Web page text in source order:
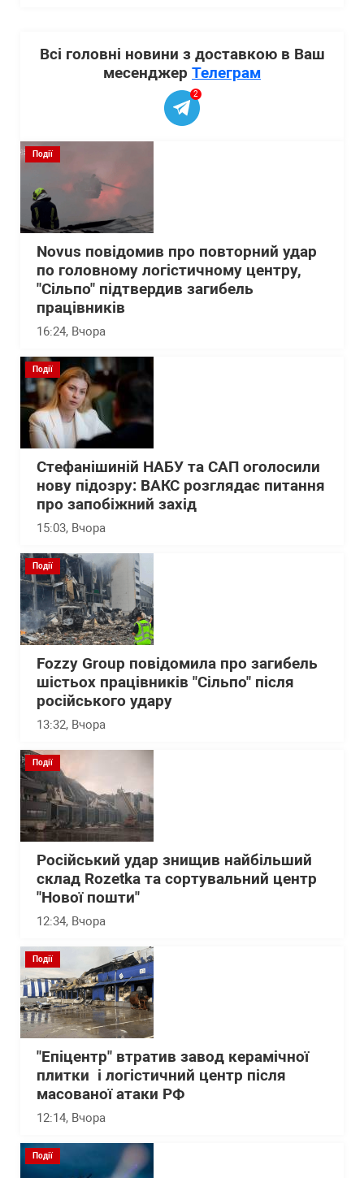
Всі головні новини з доставкою в Ваш
месенджер Телеграм
2
Події
Novus повідомив про повторний удар
по головному логістичному центру,
"Сільпо" підтвердив загибель
працівників
16:24, Вчора
Події
Стефанішиній НАБУ та САП оголосили
нову підозру: ВАКС розглядає питання
про запобіжний захід
15:03, Вчора
Події
Fozzy Group повідомила про загибель
шістьох працівників "Сільпо" після
російського удару
13:32, Вчора
Події
Російський удар знищив найбільший
склад Rozetka та сортувальний центр
"Нової пошти"
12:34, Вчора
Події
"Епіцентр" втратив завод керамічної
плитки і логістичний центр після
масованої атаки РФ
12:14, Вчора
Події